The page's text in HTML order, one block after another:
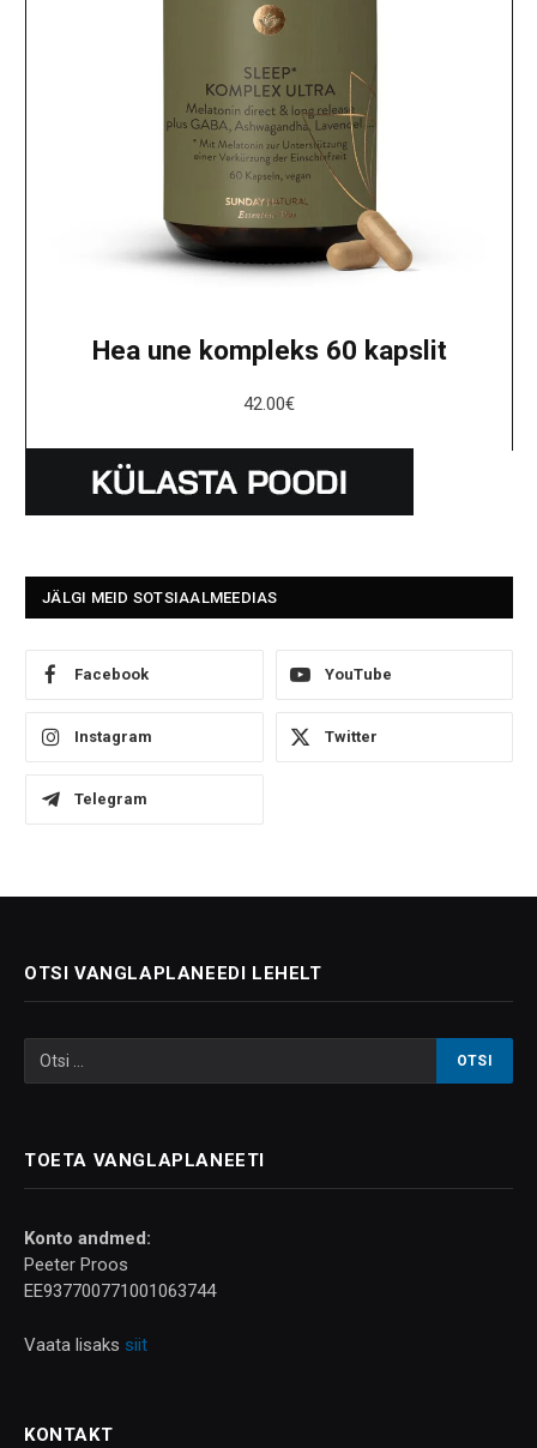
Hea une kompleks 60 kapslit
42.00€
JÄLGI MEID SOTSIAALMEEDIAS
Facebook YouTube
Instagram Twitter
Telegram
OTSI VANGLAPLANEEDI LEHELT
TOETA VANGLAPLANEETI
Konto andmed:
Peeter Proos
EE937700771001063744
Vaata lisaks siit
KONTAKT